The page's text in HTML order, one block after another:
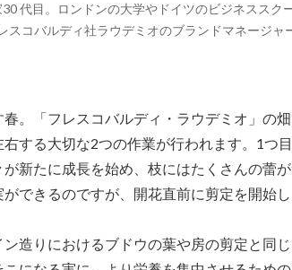
代目。ロンドンの大学やドイツのビジネススク
スコバルディ社ラウデミオのブランドマネージャ
。「フレスコバルディ・ラウデミオ」の
する大切な2つの作業が行われます。1つ
新たに成長を始め、枝にはたくさんの蕾
できるのですが、開花直前に剪定を開始し
ン造りにおけるブドウの葉や房の剪定と同